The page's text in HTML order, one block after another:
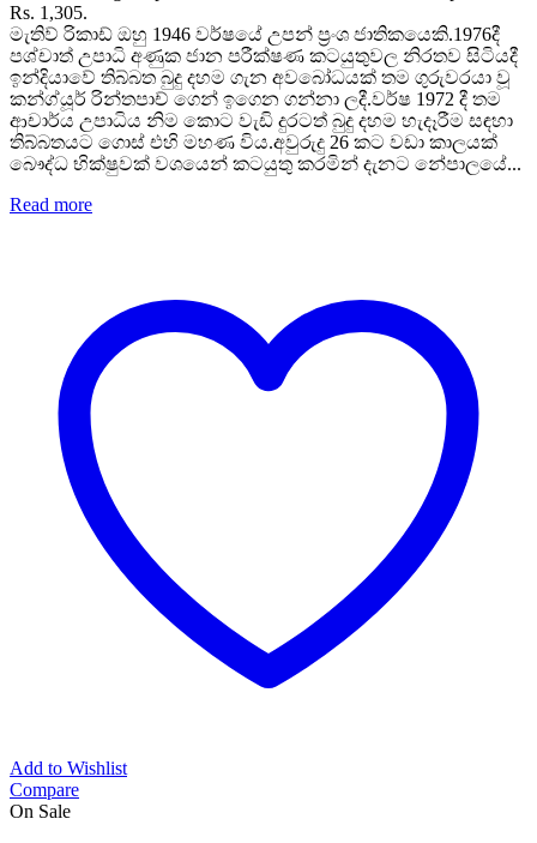
Rs. 1,305.
මැතිව් රිකාඩ් ඔහු 1946 වර්ෂයේ උපන් ප්‍රංශ ජාතිකයෙකි.1976දී
පශ්චාත් උපාධි අණුක ජාන පරීක්ෂණ කටයුතුවල නිරතව සිටියදී
ඉන්දියාවේ තිබ්බත බුදු දහම ගැන අවබෝධයක් තම ගුරුවරයා වූ
කන්ග්යූර් රින්තපාච් ගෙන් ඉගෙන ගන්නා ලදී.වර්ෂ 1972 දී තම
ආචාර්ය උපාධිය නිම කොට වැඩි දුරටත් බුදු දහම හැදෑරීම සඳහා
තිබ්බතයට ගොස් එහි මහණ විය.අවුරුදු 26 කට වඩා කාලයක්
බෞද්ධ භික්ෂුවක් වශයෙන් කටයුතු කරමින් දැනට නේපාලයේ...
Read more
Add to Wishlist
Compare
On Sale